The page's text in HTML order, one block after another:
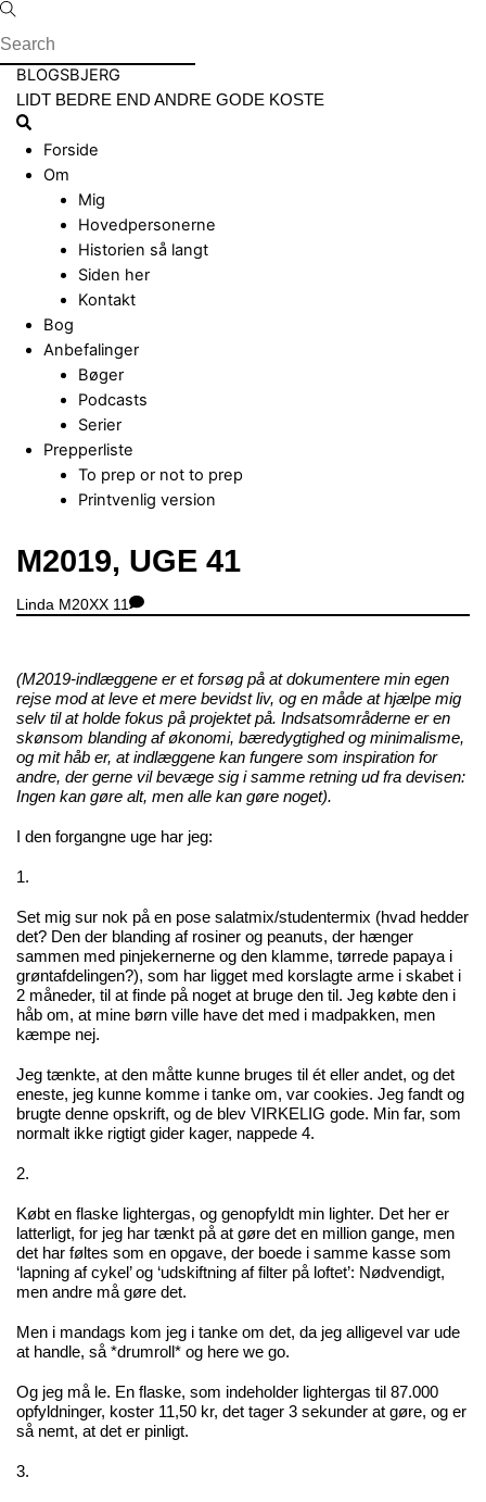
Skip
to
content
Menu
BLOGSBJERG
LIDT BEDRE END ANDRE GODE KOSTE
Search
Forside
Om
Mig
Hovedpersonerne
Historien så langt
Siden her
Kontakt
Bog
Anbefalinger
Bøger
Podcasts
Serier
Prepperliste
To prep or not to prep
Printvenlig version
Close
Menu
M2019, UGE 41
Linda M20XX 11
(M2019-indlæggene er et forsøg på at dokumentere min egen
rejse mod at leve et mere bevidst liv, og en måde at hjælpe mig
selv til at holde fokus på projektet på. Indsatsområderne er en
skønsom blanding af økonomi, bæredygtighed og minimalisme,
og mit håb er, at indlæggene kan fungere som inspiration for
andre, der gerne vil bevæge sig i samme retning ud fra devisen:
Ingen kan gøre alt, men alle kan gøre noget).
I den forgangne uge har jeg:
1.
Set mig sur nok på en pose salatmix/studentermix (hvad hedder
det? Den der blanding af rosiner og peanuts, der hænger
sammen med pinjekernerne og den klamme, tørrede papaya i
grøntafdelingen?), som har ligget med korslagte arme i skabet i
2 måneder, til at finde på noget at bruge den til. Jeg købte den i
håb om, at mine børn ville have det med i madpakken, men
kæmpe nej.
Jeg tænkte, at den måtte kunne bruges til ét eller andet, og det
eneste, jeg kunne komme i tanke om, var cookies. Jeg fandt og
brugte denne opskrift, og de blev VIRKELIG gode. Min far, som
normalt ikke rigtigt gider kager, nappede 4.
2.
Købt en flaske lightergas, og genopfyldt min lighter. Det her er
latterligt, for jeg har tænkt på at gøre det en million gange, men
det har føltes som en opgave, der boede i samme kasse som
‘lapning af cykel’ og ‘udskiftning af filter på loftet’: Nødvendigt,
men andre må gøre det.
Men i mandags kom jeg i tanke om det, da jeg alligevel var ude
at handle, så *drumroll* og here we go.
Og jeg må le. En flaske, som indeholder lightergas til 87.000
opfyldninger, koster 11,50 kr, det tager 3 sekunder at gøre, og er
så nemt, at det er pinligt.
3.